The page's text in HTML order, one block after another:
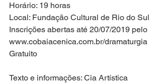
Horário: 19 horas
Local: Fundação Cultural de Rio do Sul
Inscrições abertas até 20/07/2019 pelo
www.cobaiacenica.com.br/dramaturgia
Gratuito
Texto e informações: Cia Artística